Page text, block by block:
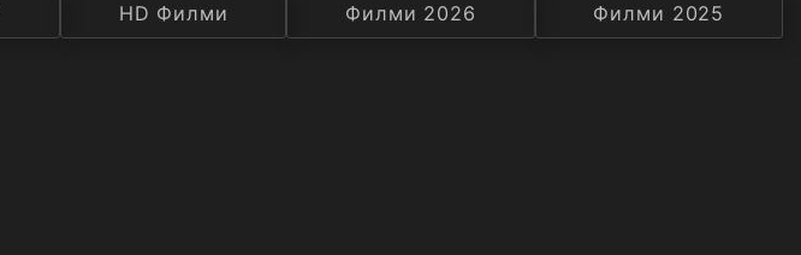
Рейтинг Селекция Превод Актьор
HD Филми Филми 2026 Филми 2025